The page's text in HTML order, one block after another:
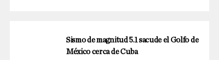
Sismo de magnitud 5.1 sacude el Golfo de
México cerca de Cuba